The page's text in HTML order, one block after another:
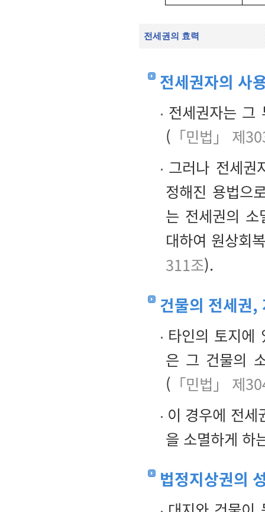
전세권의 효력
전세권자의 사
전세권자는 그
( 「민법」 제
그러나 전세권
정해진 용법으
는 전세권의 소
대하여 원상회
311조).
건물의 전세권,
타인의 토지에
은 그 건물의
( 「민법」 제
이 경우에 전세
을 소멸하게 하
법정지상권의